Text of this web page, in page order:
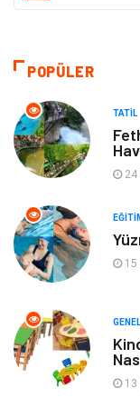
Dekorasyon
Tatil
Alışveriş
Metal
Yeme & İçme
Ev İşleri
POPÜLER
TATIL
24
15
GENEL
13